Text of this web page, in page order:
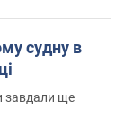
судну в
завдали ще